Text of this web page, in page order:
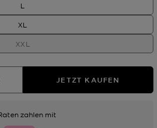
L
XL
XXL
JETZT KAUFEN
zahlen mit